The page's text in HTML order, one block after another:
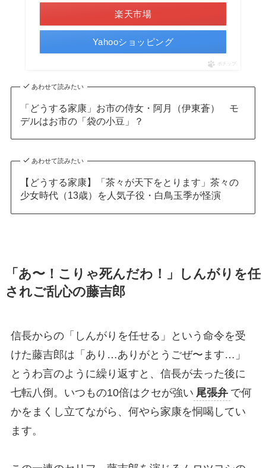
楽天市場
Yahooショッピング
ポチップ
あわせて読みたい
「どうする家康」お市の侍女・阿月（伊東蒼） モ
デルはお市の「袋の小豆」？
あわせて読みたい
【どうする家康】「茶々が天下をとります」茶々の
少女時代（13歳）を人気子役・白鳥玉季が怪演
「あ〜！こりゃ死んだわ！」しんがりを任
されご乱心の藤吉郎
信長からの「しんがりを任せる」という命令を受
けた藤吉郎は「あり…ありがとうごぜ〜ます…」
とうわ言のように繰り返すと、信長が去った後に
七転八倒。いつもの10倍はクセが強い 尾張弁 で何
かをまくし立てながら、何やら家康を恫喝してい
ます。